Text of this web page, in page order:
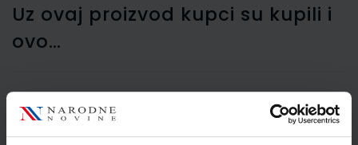
Uz ovaj proizvod kupci su kupili i
ovo…